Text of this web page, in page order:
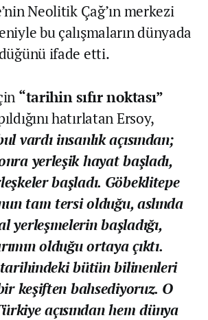
Neolitik Çağ’ın merkezi
bu çalışmaların dünyada
ifade etti.
“tarihin sıfır noktası”
hatırlatan Ersoy,
vardı insanlık açısından;
yerleşik hayat başladı,
başladı. Göbeklitepe
tam tersi olduğu, aslında
yerleşmelerin başladığı,
olduğu ortaya çıktı.
tarihindeki bütün bilinenleri
keşiften bahsediyoruz. O
açısından hem dünya